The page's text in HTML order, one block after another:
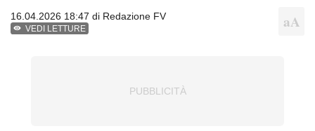
16.04.2026 18:47 di Redazione FV
VEDI LETTURE